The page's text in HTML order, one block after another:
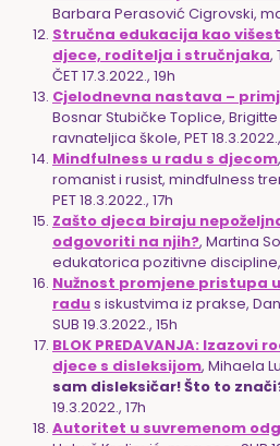
Barbara Perasović Cigrovski,
Stručna edukacija kao
djece, roditelja i stručnjaka,
ČET 17.3.2022., 19h
Cjelodnevna nastava –
Bosnar Stubičke Toplice,
ravnateljica škole, PET
Mindfulness u radu s djecom
romanist i rusist, mindfulness
PET 18.3.2022., 17h
Zašto djeca biraju
odgovoriti na njih?, Martina
edukatorica pozitivne discipline,
Nužnost promjene pristupa
radus iskustvima iz prakse,
SUB 19.3.2022., 15h
BLOK PREDAVANJA:
djece s disleksijom, Mihaela
sam disleksičar! Što to
19.3.2022., 17h
Autoritet u suvremenom